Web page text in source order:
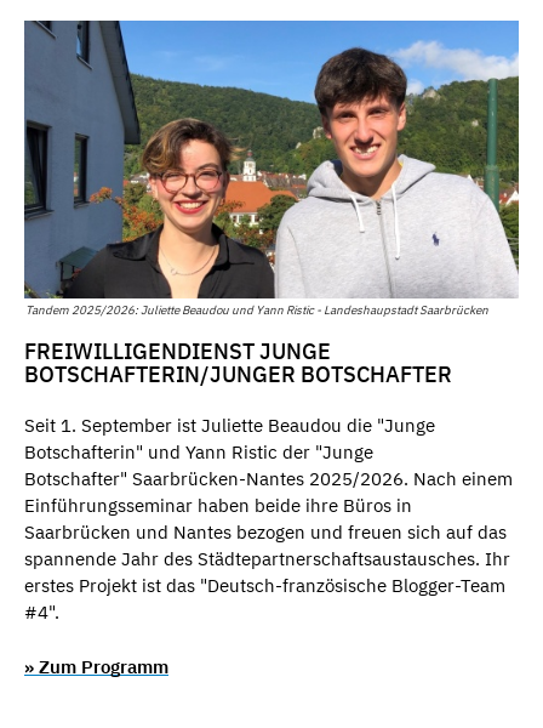
Tandem 2025/2026: Juliette Beaudou und Yann Ristic - Landeshaupstadt Saarbrücken
FREIWILLIGENDIENST JUNGE
BOTSCHAFTERIN/JUNGER BOTSCHAFTER
Seit 1. September ist Juliette Beaudou die "Junge
Botschafterin" und Yann Ristic der "Junge
Botschafter" Saarbrücken-Nantes 2025/2026. Nach einem
Einführungsseminar haben beide ihre Büros in
Saarbrücken und Nantes bezogen und freuen sich auf das
spannende Jahr des Städtepartnerschaftsaustausches. Ihr
erstes Projekt ist das "Deutsch-französische Blogger-Team
#4".
» Zum Programm